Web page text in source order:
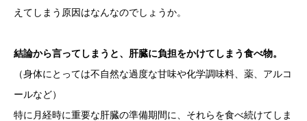
えてしまう原因はなんなのでしょうか。
結論から言ってしまうと、肝臓に負担をかけてしまう食べ物。
（身体にとっては不自然な過度な甘味や化学調味料、薬、アルコ
ールなど）
特に月経時に重要な肝臓の準備期間に、それらを食べ続けてしま